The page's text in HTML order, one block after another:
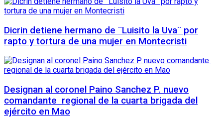
Dicrin detiene hermano de ¨Luisito la Uva¨ por
rapto y tortura de una mujer en Montecristi
Designan al coronel Paino Sanchez P. nuevo
comandante regional de la cuarta brigada del
ejército en Mao